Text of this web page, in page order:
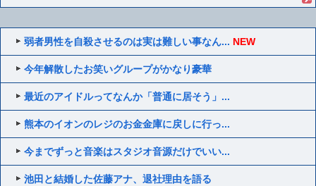
弱者男性を自殺させるのは実は難しい事なん... NEW
今年解散したお笑いグループがかなり豪華
最近のアイドルってなんか「普通に居そう」...
熊本のイオンのレジのお金金庫に戻しに行っ...
今までずっと音楽はスタジオ音源だけでいい...
池田と結婚した佐藤アナ、退社理由を語る